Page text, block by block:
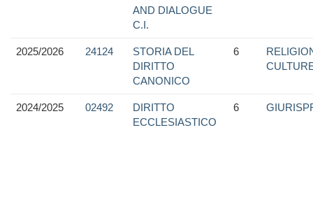
AND DIALOGUE
C.I.
2025/2026 24124
STORIA DEL
DIRITTO
CANONICO
6
2024/2025 02492
DIRITTO
ECCLESIASTICO
6